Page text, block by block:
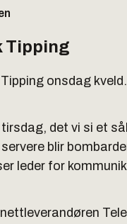
Tipping
onsdag
det vi si et
blir
leder for